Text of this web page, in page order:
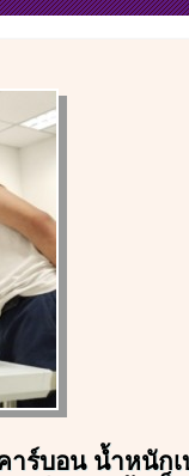
าร์บอน น้ำหนักเ